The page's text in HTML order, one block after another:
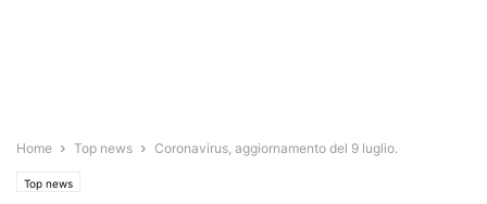
Home Top news Coronavirus, aggiornamento del 9 luglio.
Top news